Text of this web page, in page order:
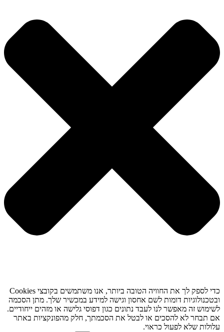
כדי לספק לך את החוויה הטובה ביותר, אנו משתמשים בקובצי Cookies
ובטכנולוגיות דומות לשם אחסון וגישה למידע במכשיר שלך. מתן הסכמה
לשימוש זה מאפשר לנו לעבד נתונים כגון דפוסי גלישה או מזהים ייחודיים.
אם תבחר לא להסכים או לבטל את הסכמתך, חלק מהפונקציות באתר
עלולות שלא לפעול כראוי.